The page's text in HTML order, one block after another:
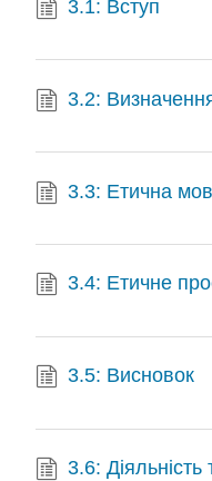
3.1: Вступ
3.2:
3.3: Етична
3.4: Етичне
3.5: Висновок
3.6: Діяльність